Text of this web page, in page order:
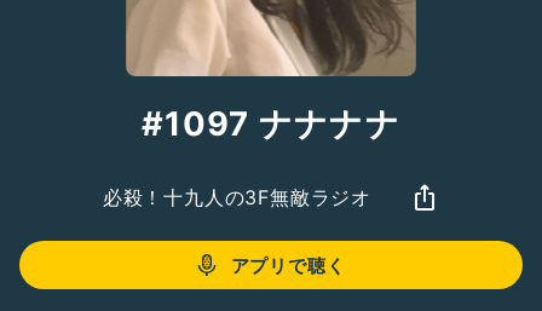
#1097 ナナナナ
必殺！十九人の3F無敵ラジオ
アプリで聴く